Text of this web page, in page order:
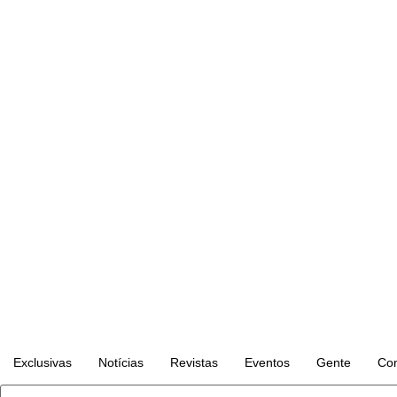
Exclusivas Notícias Revistas Eventos Gente